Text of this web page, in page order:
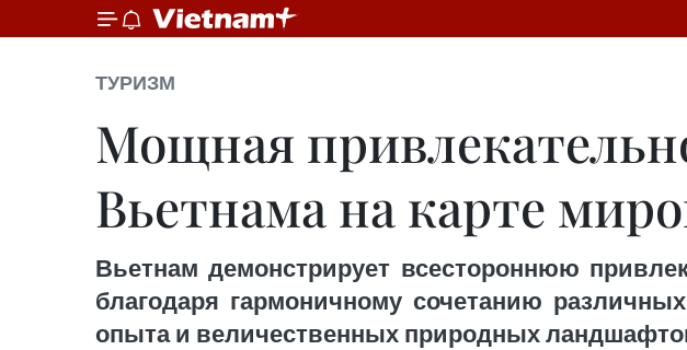
ТУРИЗМ
Мощная
Вьетнама на карте
Вьетнам демонстрирует всестороннюю
благодаря гармоничному сочетанию
опыта и величественных природных